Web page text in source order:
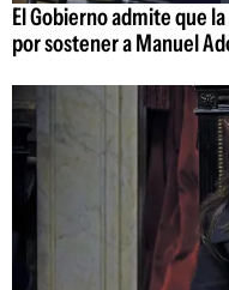
El Gobierno admite que
por sostener a Manuel